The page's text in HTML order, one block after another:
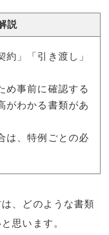
説
約」「引き渡し」
め事前に確認する
がわかる書類があ
は、特例ごとの必
、どのような書類
思います。